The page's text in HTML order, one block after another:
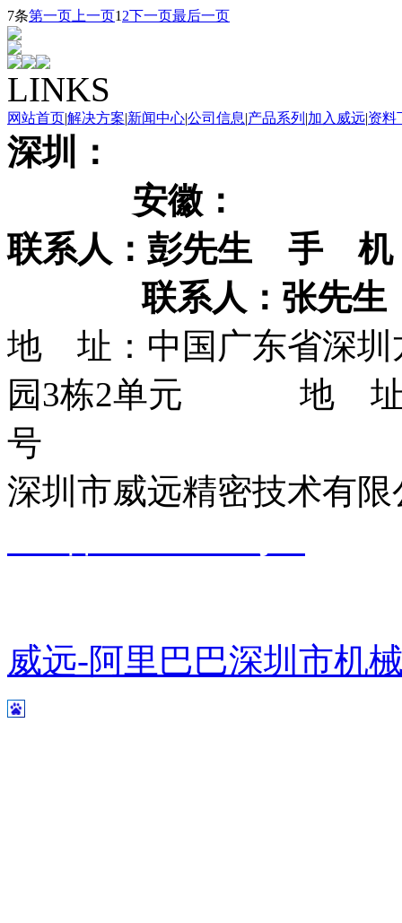
7条第一页上一页12下一页最后一页
LINKS
网站首页|解决方案|新闻中心|公司信息|产品系列 |加入威远|资料
深
安
联系人：彭先生
手
联系人：张先生
地 址：中国广东省深圳
园3栋2单元 地 址：
号
深圳市威远精密技术有
威远-阿里巴巴深圳市机